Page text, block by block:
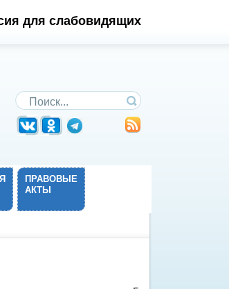
для слабовидящих
Поиск по сайту
ПРАВОВЫЕ
АКТЫ